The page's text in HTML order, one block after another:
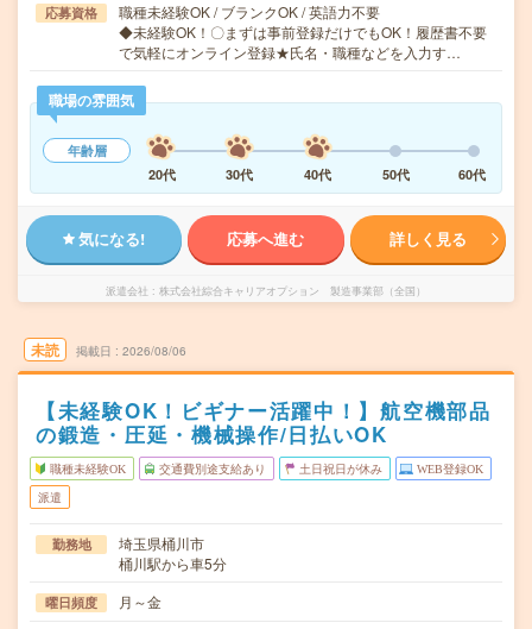
応募資格
職種未経験OK / ブランクOK / 英語力不要
◆未経験OK！〇まずは事前登録だけでもOK！履歴書不要
で気軽にオンライン登録★氏名・職種などを入力す…
職場の雰囲気
年齢層
20代
30代 40代 50代 60代
気になる! 応募へ進む 詳しく見る
派遣会社 株式会社綜合キャリアオプション 製造事業部（全国）
未読 掲載日 2026/08/06
【未経験OK！ビギナー活躍中！】航空機部品
の鍛造・圧延・機械操作/日払いOK
職種未経験OK 交通費別途支給あり 土日祝日が休み WEB登録OK
派遣
勤務地
埼玉県桶川市
桶川駅から車5分
曜日頻度 月～金